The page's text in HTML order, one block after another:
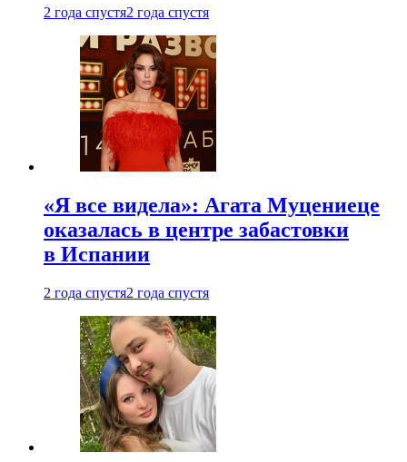
2 года спустя2 года спустя
«Я все видела»: Агата Муцениеце
оказалась в центре забастовки
в Испании
2 года спустя2 года спустя